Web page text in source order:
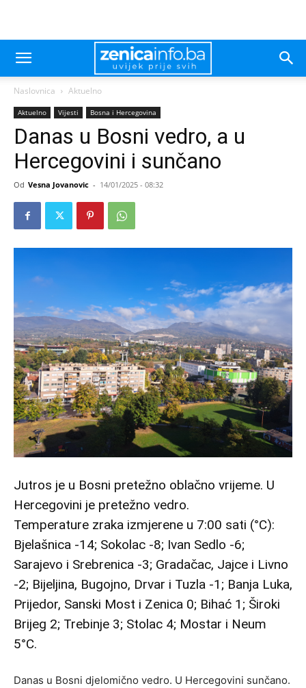
Naslovnica Aktuelno
Aktuelno Vijesti Bosna i Hercegovina
Danas u Bosni vedro, a u
Hercegovini i sunčano
Od Vesna Jovanovic - 14/01/2025 - 08:32
Jutros je u Bosni pretežno oblačno vrijeme. U
Hercegovini je pretežno vedro.
Temperature zraka izmjerene u 7:00 sati (°C):
Bjelašnica -14; Sokolac -8; Ivan Sedlo -6;
Sarajevo i Srebrenica -3; Gradačac, Jajce i Livno
-2; Bijeljina, Bugojno, Drvar i Tuzla -1; Banja Luka,
Prijedor, Sanski Most i Zenica 0; Bihać 1; Široki
Brijeg 2; Trebinje 3; Stolac 4; Mostar i Neum
5°C.
Danas u Bosni djelomično vedro. U Hercegovini sunčano.